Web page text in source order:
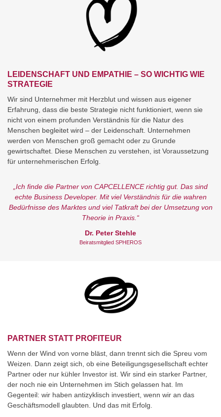
LEIDENSCHAFT UND EMPATHIE – SO WICHTIG WIE
STRATEGIE
Wir sind Unternehmer mit Herzblut und wissen aus eigener
Erfahrung, dass die beste Strategie nicht funktioniert, wenn sie
nicht von einem profunden Verständnis für die Natur des
Menschen begleitet wird – der Leidenschaft. Unternehmen
werden von Menschen groß gemacht oder zu Grunde
gewirtschaftet. Diese Menschen zu verstehen, ist Voraussetzung
für unternehmerischen Erfolg.
„Ich finde die Partner von CAPCELLENCE richtig gut. Das sind
echte Business Developer. Mit viel Verständnis für die wahren
Bedürfnisse des Marktes und viel Tatkraft bei der Umsetzung von
Theorie in Praxis.“
Dr. Peter Stehle
Beiratsmitglied SPHEROS
PARTNER STATT PROFITEUR
Wenn der Wind von vorne bläst, dann trennt sich die Spreu vom
Weizen. Dann zeigt sich, ob eine Beteiligungsgesellschaft echter
Partner oder nur kühler Investor ist. Wir sind ein starker Partner,
der noch nie ein Unternehmen im Stich gelassen hat. Im
Gegenteil: wir haben antizyklisch investiert, wenn wir an das
Geschäftsmodell glaubten. Und das mit Erfolg.